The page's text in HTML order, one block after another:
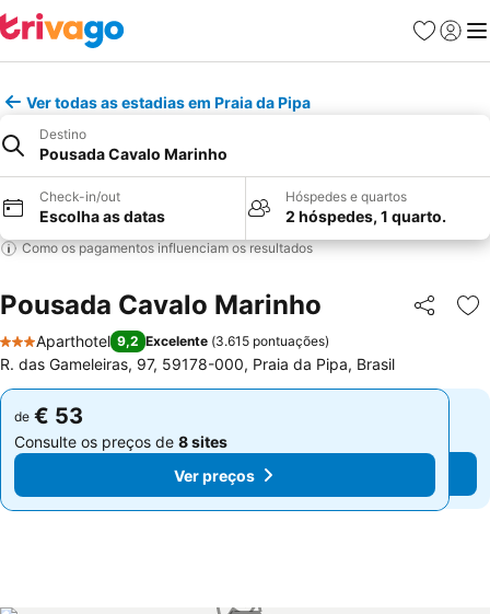
Favoritos
Iniciar
Ver todas as estadias em Praia da Pipa
Destino
Pousada Cavalo Marinho
Check-in/out
Escolha as datas
Hóspedes e quartos
2 hóspedes, 1 quarto.
Como os pagamentos influenciam os resultados
Pousada Cavalo Marinho Partilhar
3 Estrelas
Aparthotel 9,2 Excelente (3.615 pontuações)
R. das Gameleiras, 97, 59178-000, Praia da Pipa, Brasil
de € 53
Consulte os preços de 8 sites
Ver preços
de € 53
Consulte os preços de 8 sites
Ver preços